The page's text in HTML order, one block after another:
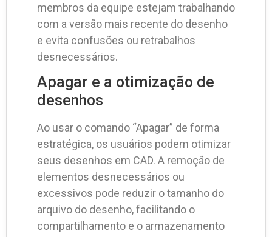
membros da equipe estejam trabalhando
com a versão mais recente do desenho
e evita confusões ou retrabalhos
desnecessários.
Apagar e a otimização de
desenhos
Ao usar o comando “Apagar” de forma
estratégica, os usuários podem otimizar
seus desenhos em CAD. A remoção de
elementos desnecessários ou
excessivos pode reduzir o tamanho do
arquivo do desenho, facilitando o
compartilhamento e o armazenamento